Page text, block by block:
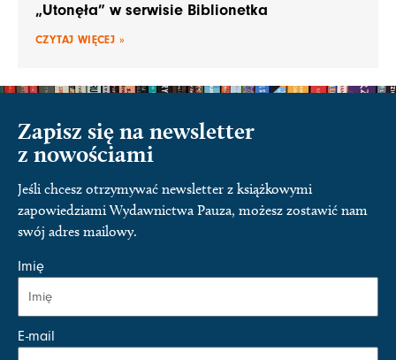
„Utonęła” w serwisie Biblionetka
CZYTAJ WIĘCEJ »
Zapisz się na newsletter
z nowościami
Jeśli chcesz otrzymywać newsletter z książkowymi
zapowiedziami Wydawnictwa Pauza, możesz zostawić nam
swój adres mailowy.
Imię
E-mail